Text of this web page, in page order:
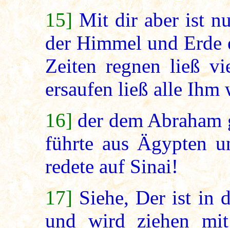
15]Mit dir aber ist
der Himmel und Erde
Zeiten regnen ließ
ersaufen ließ alle Ihm
16]der dem
führte aus Ägypten
redete auf Sinai!
17] Siehe, Der ist in
und wird ziehen